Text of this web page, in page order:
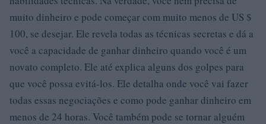
muito dinheiro e pode começar com muito menos de US $
100, se desejar. Ele revela todas as técnicas secretas e dá a
você a capacidade de ganhar dinheiro quando você é um
novato completo. Ele até explica alguns dos golpes para
que você possa evitá-los. Ele detalha onde você vai fazer
todas essas negociações e como pode ganhar dinheiro em
menos de 24 horas. Você também pode se tornar alguém